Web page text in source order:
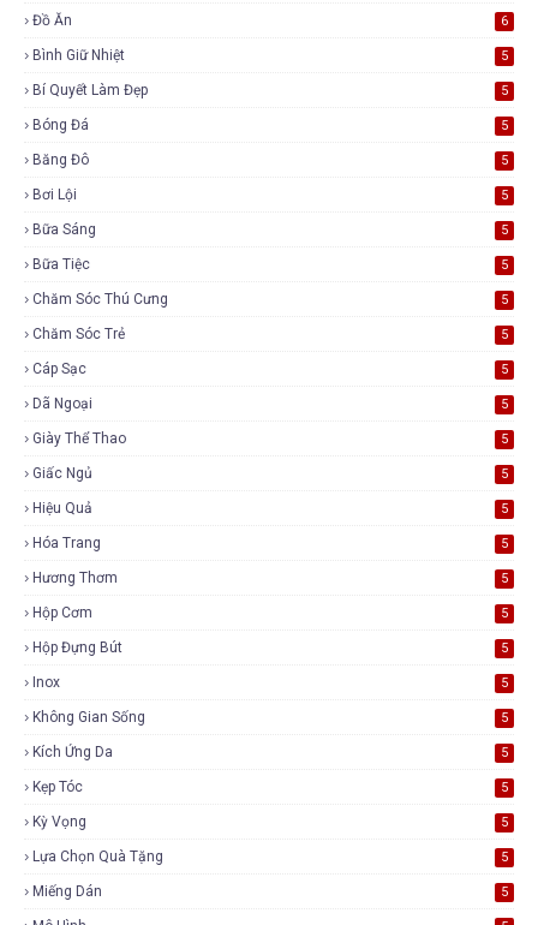
Đồ Ăn 6
Bình Giữ Nhiệt 5
Bí Quyết Làm Đẹp 5
Bóng Đá 5
Băng Đô 5
Bơi Lội 5
Bữa Sáng 5
Bữa Tiệc 5
Chăm Sóc Thú Cưng 5
Chăm Sóc Trẻ 5
Cáp Sạc 5
Dã Ngoại 5
Giày Thể Thao 5
Giấc Ngủ 5
Hiệu Quả 5
Hóa Trang 5
Hương Thơm 5
Hộp Cơm 5
Hộp Đựng Bút 5
Inox 5
Không Gian Sống 5
Kích Ứng Da 5
Kẹp Tóc 5
Kỳ Vọng 5
Lựa Chọn Quà Tặng 5
Miếng Dán 5